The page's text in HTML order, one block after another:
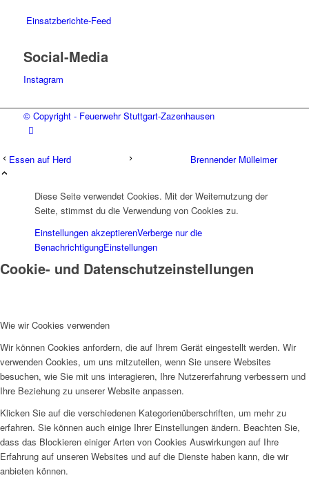
Einsatzberichte-Feed
Social-Media
Instagram
© Copyright - Feuerwehr Stuttgart-Zazenhausen
Essen auf Herd Brennender Mülleimer
Diese Seite verwendet Cookies. Mit der Weiternutzung der
Seite, stimmst du die Verwendung von Cookies zu.
Einstellungen akzeptierenVerberge nur die
BenachrichtigungEinstellungen
Cookie- und Datenschutzeinstellungen
Wie wir Cookies verwenden
Wir können Cookies anfordern, die auf Ihrem Gerät eingestellt werden. Wir
verwenden Cookies, um uns mitzuteilen, wenn Sie unsere Websites
besuchen, wie Sie mit uns interagieren, Ihre Nutzererfahrung verbessern und
Ihre Beziehung zu unserer Website anpassen.
Klicken Sie auf die verschiedenen Kategorienüberschriften, um mehr zu
erfahren. Sie können auch einige Ihrer Einstellungen ändern. Beachten Sie,
dass das Blockieren einiger Arten von Cookies Auswirkungen auf Ihre
Erfahrung auf unseren Websites und auf die Dienste haben kann, die wir
anbieten können.